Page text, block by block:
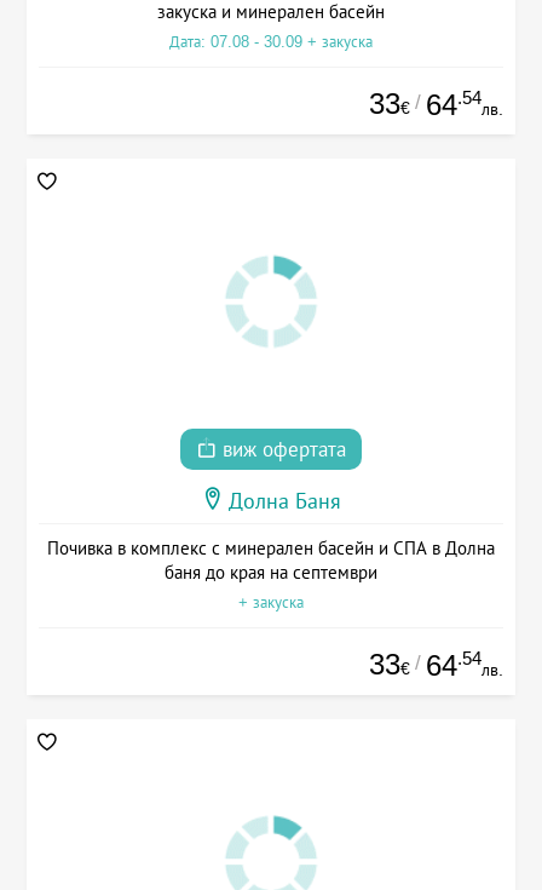
закуска и минерален басейн
Дата: 07.08 - 30.09 + закуска
33€ / 64.54
лв.
виж офертата
Долна Баня
Почивка в комплекс с минерален басейн и СПА в Долна
баня до края на септември
+ закуска
33€ / 64.54
лв.